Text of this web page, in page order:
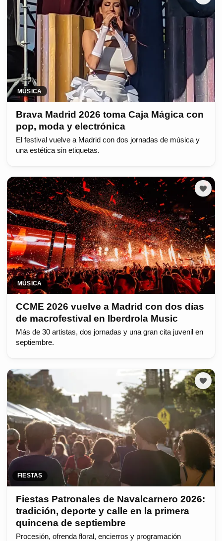
MÚSICA
Brava Madrid 2026 toma Caja Mágica con
pop, moda y electrónica
El festival vuelve a Madrid con dos jornadas de música y
una estética sin etiquetas.
MÚSICA
CCME 2026 vuelve a Madrid con dos días
de macrofestival en Iberdrola Music
Más de 30 artistas, dos jornadas y una gran cita juvenil en
septiembre.
FIESTAS
Fiestas Patronales de Navalcarnero 2026:
tradición, deporte y calle en la primera
quincena de septiembre
Procesión, ofrenda floral, encierros y programación